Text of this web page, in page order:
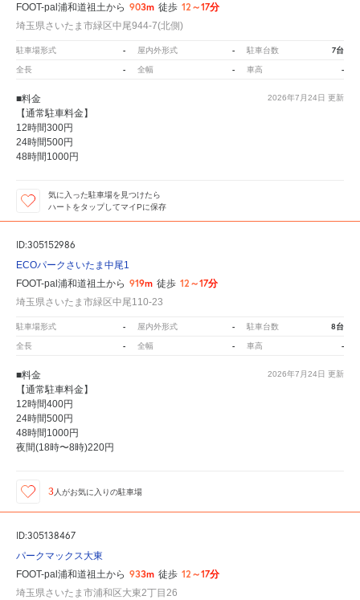
FOOT-pal浦和道祖土から 903m 徒歩 12～17分
埼玉県さいたま市緑区中尾944-7(北側)
駐車場形式 - 屋内外形式 - 駐車台数 7台
全長 - 全幅 - 車高 -
2026年7月24日 更新
■料金
【通常駐車料金】
12時間300円
24時間500円
48時間1000円
気に入った駐車場を見つけたら
ハートをタップしてマイPに保存
ID:305152986
ECOパークさいたま中尾1
FOOT-pal浦和道祖土から 919m 徒歩 12～17分
埼玉県さいたま市緑区中尾110-23
駐車場形式 - 屋内外形式 - 駐車台数 8台
全長 - 全幅 - 車高 -
2026年7月24日 更新
■料金
【通常駐車料金】
12時間400円
24時間500円
48時間1000円
夜間(18時〜8時)220円
3 人がお気に入りの駐車場
ID:305138467
パークマックス大東
FOOT-pal浦和道祖土から 933m 徒歩 12～17分
埼玉県さいたま市浦和区大東2丁目26